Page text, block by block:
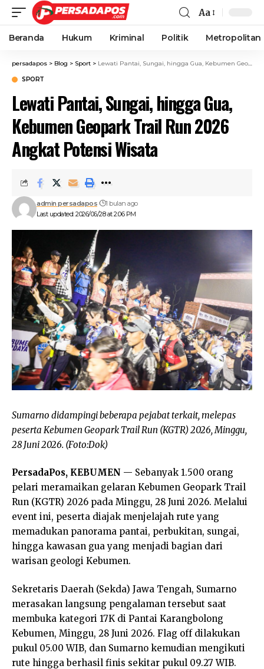
Aa
Beranda Hukum Kriminal Politik Metropolitan
persadapos > Blog > Sport > Lewati Pantai, Sungai, hingga Gua, Kebumen Geopark Trail Run 2026 Angkat Potensi Wisata
SPORT
Lewati Pantai, Sungai, hingga Gua,
Kebumen Geopark Trail Run 2026
Angkat Potensi Wisata
Last updated: 2026/06/28 at 2:06 PM
admin persadapos 1 bulan ago
Sumarno didampingi beberapa pejabat terkait, melepas
peserta Kebumen Geopark Trail Run (KGTR) 2026, Minggu,
28 Juni 2026. (Foto:Dok)
PersadaPos, KEBUMEN — Sebanyak 1.500 orang
pelari meramaikan gelaran Kebumen Geopark Trail
Run (KGTR) 2026 pada Minggu, 28 Juni 2026. Melalui
event ini, peserta diajak menjelajah rute yang
memadukan panorama pantai, perbukitan, sungai,
hingga kawasan gua yang menjadi bagian dari
warisan geologi Kebumen.
Sekretaris Daerah (Sekda) Jawa Tengah, Sumarno
merasakan langsung pengalaman tersebut saat
membuka kategori 17K di Pantai Karangbolong
Kebumen, Minggu, 28 Juni 2026. Flag off dilakukan
pukul 05.00 WIB, dan Sumarno kemudian mengikuti
rute hingga berhasil finis sekitar pukul 09.27 WIB.